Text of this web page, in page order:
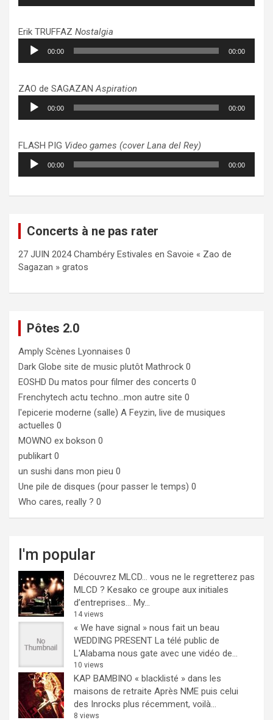
Erik TRUFFAZ Nostalgia
Lecteur
audio
00:00 00:00
ZAO de SAGAZANAspiration
Lecteur
audio
00:00 00:00
FLASH PIG Video games (cover Lana del Rey)
Lecteur
audio
00:00 00:00
Concerts à ne pas rater
27 JUIN 2024 Chambéry Estivales en Savoie « Zao de
Sagazan » gratos
Pôtes 2.0
Amply Scènes Lyonnaises 0
Dark Globe site de music plutôt Mathrock 0
EOSHD Du matos pour filmer des concerts 0
Frenchytech actu techno…mon autre site 0
l'epicerie moderne (salle) A Feyzin, live de musiques
actuelles 0
MOWNO ex bokson 0
publikart 0
un sushi dans mon pieu 0
Une pile de disques (pour passer le temps) 0
Who cares, really ? 0
I'm popular
Découvrez MLCD… vous ne le regretterez pas
MLCD ? Kesako ce groupe aux initiales
d’entreprises… My...
14 views
« We have signal » nous fait un beau
WEDDING PRESENT La télé public de
L'Alabama nous gate avec une vidéo de...
10 views
KAP BAMBINO « blacklisté » dans les
maisons de retraite Après NME puis celui
des Inrocks plus récemment, voilà...
8 views